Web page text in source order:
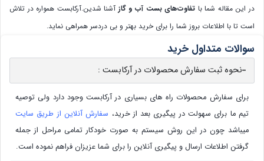
در این مقاله شما با تفاوت‌های بست آب و گاز آشنا شدین.آرکابست همواره در تلاش
است تا با اطلاعات بروز شما را برای خرید بهتر و بی دردسر همراهی نماید.
سوالات متداول خرید
نحوه ثبت سفارش محصولات در آرکابست :
برای سفارش محصولات راه های بسیاری در آرکابست وجود دارد ولی توصیه
تیم ما برای سهولت در پیگیری بعد از خرید، سفارش آنلاین از طریق سایت
میباشد چون در این روش سیستم به صورت خودکار تمامی مراحل از جمله
گرفتن اطلاعات ارسال و پیگیری آنلاین را برای شما عزیزان فراهم نموده است.